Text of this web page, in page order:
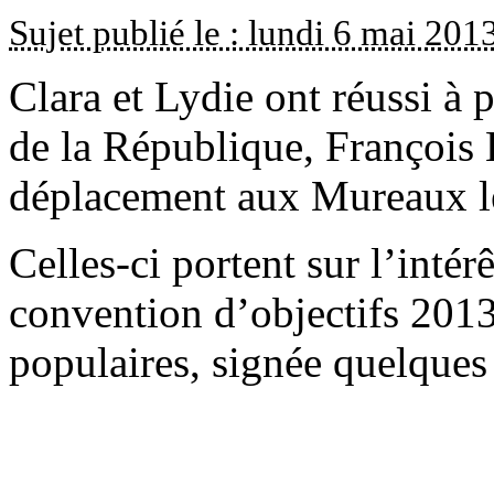
Sujet publié le : lundi 6 mai
Clara et Lydie ont réussi à
de la République,
déplacement aux Mureaux
Celles-ci portent sur
convention d’objectifs
populaires, signée